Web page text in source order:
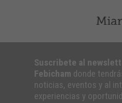
Suscribete al
Febicham donde
noticias, eventos y al
experiencias y